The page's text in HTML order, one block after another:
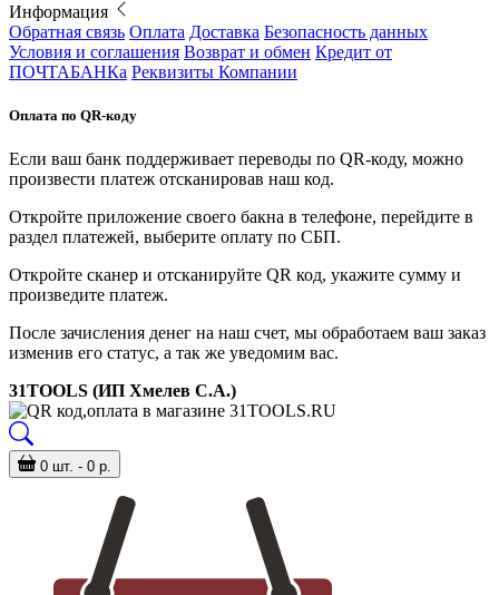
Информация
Обратная связь Оплата Доставка Безопасность данных
Условия и соглашения Возврат и обмен Кредит от
ПОЧТАБАНКа Реквизиты Компании
Оплата по QR-коду
Если ваш банк поддерживает переводы по QR-коду, можно
произвести платеж отсканировав наш код.
Откройте приложение своего бакна в телефоне, перейдите в
раздел платежей, выберите оплату по СБП.
Откройте сканер и отсканируйте QR код, укажите сумму и
произведите платеж.
После зачисления денег на наш счет, мы обработаем ваш заказ
изменив его статус, а так же уведомим вас.
31TOOLS (ИП Хмелев С.А.)
0 шт. - 0 р.